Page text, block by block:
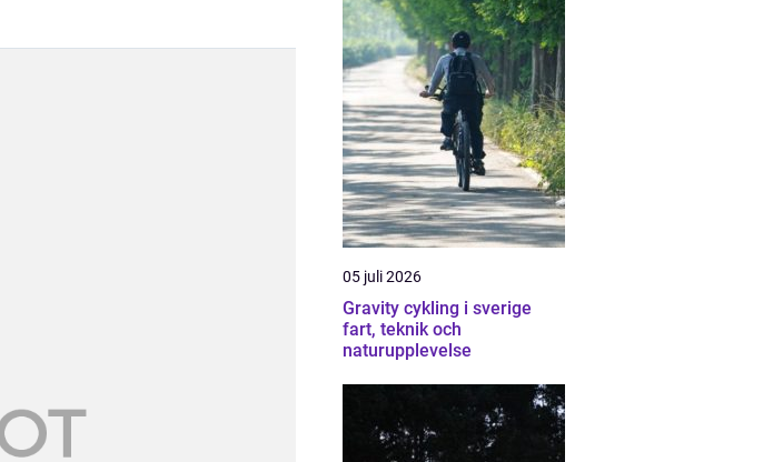
05 juli 2026
Gravity cykling i sverige
fart, teknik och
naturupplevelse